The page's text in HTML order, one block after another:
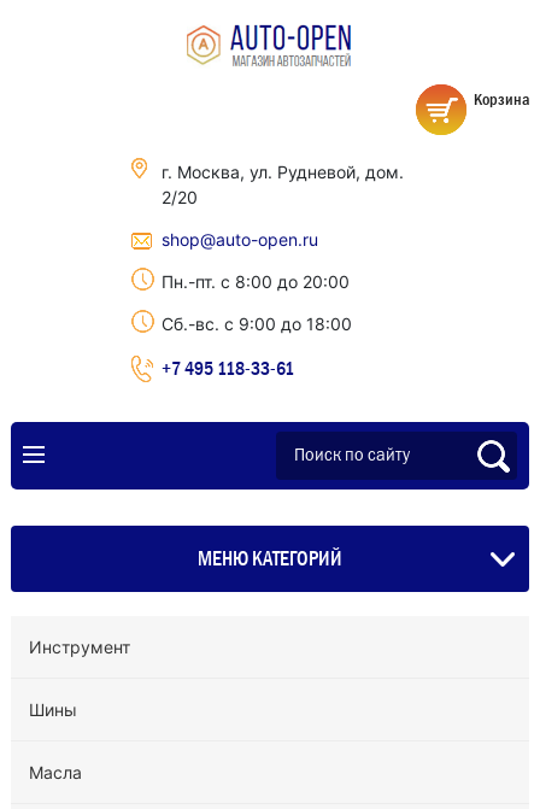
г. Москва, ул. Рудневой, дом.
2/20
shop@auto-open.ru
Пн.-пт. с 8:00 до 20:00
Сб.-вс. с 9:00 до 18:00
+7 495 118-33-61
Корзина
МЕНЮ КАТЕГОРИЙ
Инструмент
Шины
Масла